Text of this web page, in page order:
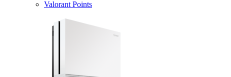
Valorant Points